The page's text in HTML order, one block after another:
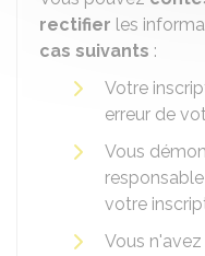
rectifier les
cas suivants :
Votre
erreur de
Vous
votre
Vous